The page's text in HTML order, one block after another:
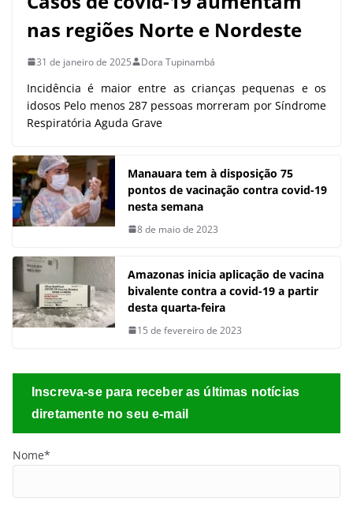
nas regiões Norte e Nordeste
31 de janeiro de 2025 Dora Tupinambá
Incidência é maior entre as crianças pequenas e os
idosos Pelo menos 287 pessoas morreram por Síndrome
Respiratória Aguda Grave
Manauara tem à disposição 75
pontos de vacinação contra covid-19
nesta semana
8 de maio de 2023
Amazonas inicia aplicação de vacina
bivalente contra a covid-19 a partir
desta quarta-feira
15 de fevereiro de 2023
Inscreva-se para receber as últimas notícias
diretamente no seu e-mail
Nome*